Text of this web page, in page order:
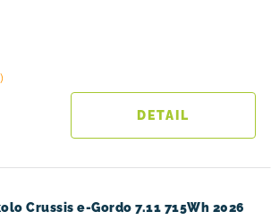
Crussis e-Gordo 7.11 715Wh 2026